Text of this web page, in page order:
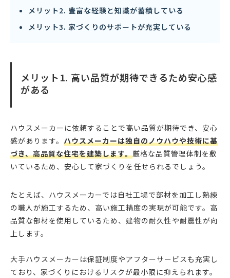
メリット2. 豊富な経験と知識が蓄積している
メリット3. 家づくりのサポートが充実している
メリット1. 高い品質が期待できるため安心感
がある
ハウスメーカーに依頼することで高い品質が期待でき、安心
感があります。 ハウスメーカーは独自のノウハウや技術に基
づき、高品質な住宅を建築します。厳格な品質管理体制を敷
いているため、安心して家づくりを任せられるでしょう。
たとえば、ハウスメーカーでは自社工場で部材を加工し熟練
の職人が施工するため、高い施工精度の実現が可能です。高
品質な部材を使用しているため、建物の耐久性や耐震性が向
上します。
大手ハウスメーカーは保証制度やアフターサービスも充実し
ており、家づくりにおけるリスクが最小限に抑えられます。